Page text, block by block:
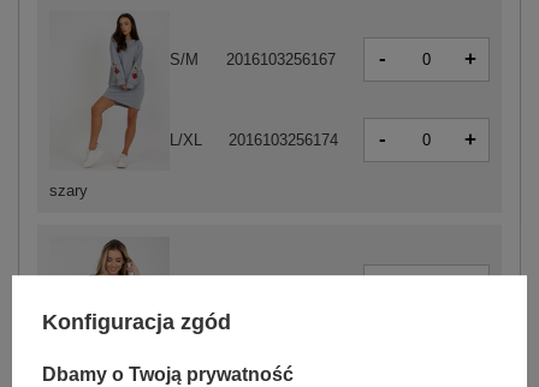
szary
S/M 2016103256167 - +
L/XL 2016103256174 - +
L/XL 5906694091780
Konfiguracja zgód
Dbamy o Twoją prywatność